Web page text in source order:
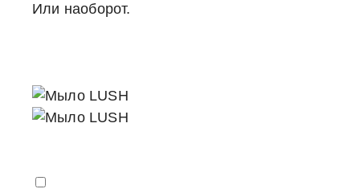
Или наоборот.